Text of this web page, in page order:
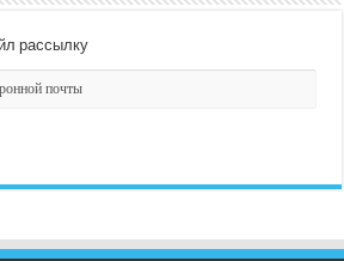
рассылку